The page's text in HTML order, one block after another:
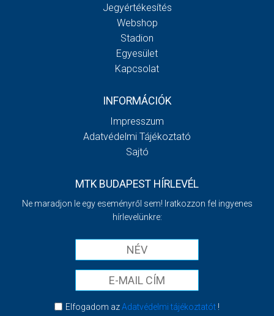
Jegyértékesítés
Webshop
Stadion
Egyesület
Kapcsolat
INFORMÁCIÓK
Impresszum
Adatvédelmi Tájékoztató
Sajtó
MTK BUDAPEST HÍRLEVÉL
Ne maradjon le egy eseményről sem! Iratkozzon fel ingyenes
hírlevelünkre:
Elfogadom azAdatvédelmi tájékoztatót!